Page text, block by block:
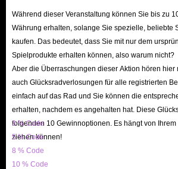
secure buying experience, IGGM can ensure that
new items with confidence and peace of mind.
Während dieser Veranstaltung können Sie bis zu
Währung erhalten, solange Sie spezielle, beliebte
kaufen. Das bedeutet, dass Sie mit nur dem
Spielprodukte erhalten können, also warum nicht?
Aber die Überraschungen dieser Aktion hören hier
auch Glücksradverlosungen für alle registrierten
einfach auf das Rad und Sie können die
erhalten, nachdem es angehalten hat. Diese
folgenden 10 Gewinnoptionen. Es hängt von
ziehen können!
3 % Code
5 % Code
8 % Code
10 % Code